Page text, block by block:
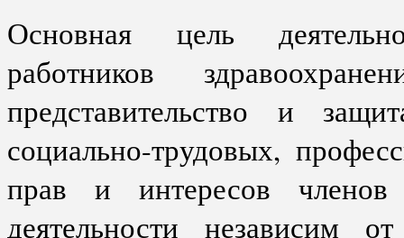
Основная цель
работников
представительство и
социально-трудовых,
прав и интересов
деятельности независим